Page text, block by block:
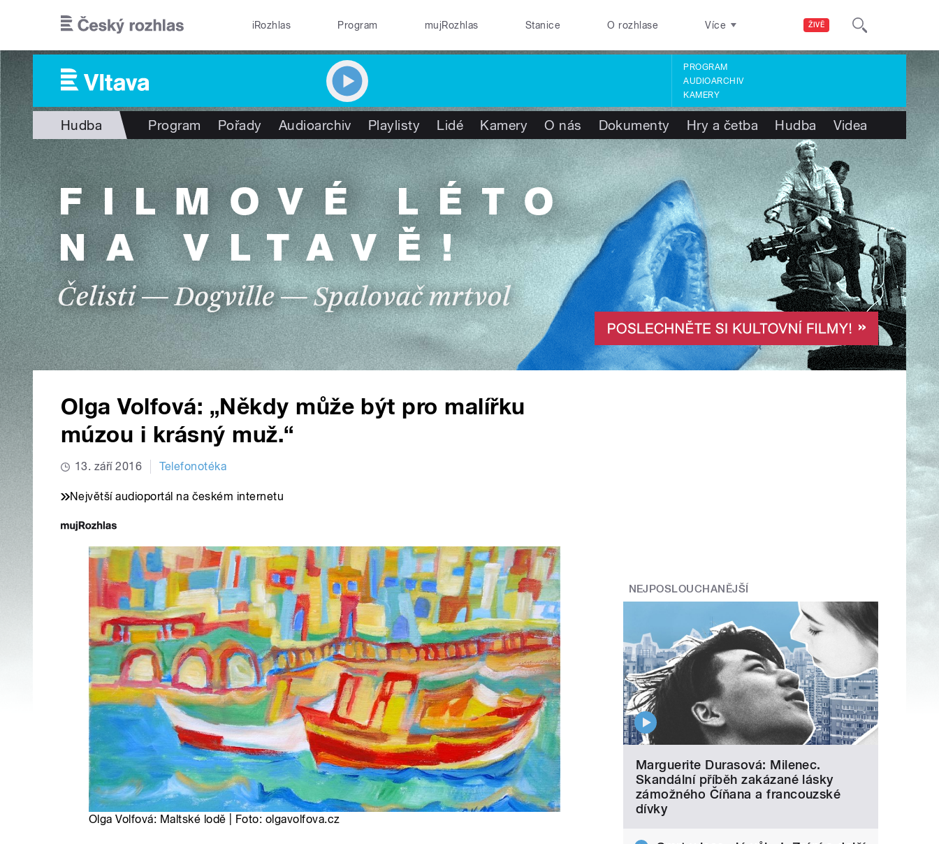
ŽIVĚ
iRozhlas Program mujRozhlas Stanice O rozhlase Více
PROGRAM
AUDIOARCHIV
KAMERY
Hudba Program Pořady Audioarchiv Playlisty Lidé Kamery O nás Dokumenty Hry a četba Hudba Videa
Olga Volfová: „Někdy může být pro malířku
múzou i krásný muž.“
13. září 2016 Telefonotéka
Největší audioportál na českém internetu
Olga Volfová: Maltské lodě | Foto: olgavolfova.cz
NEJPOSLOUCHANĚJŠÍ
Marguerite Durasová: Milenec.
Skandální příběh zakázané lásky
zámožného Číňana a francouzské
dívky